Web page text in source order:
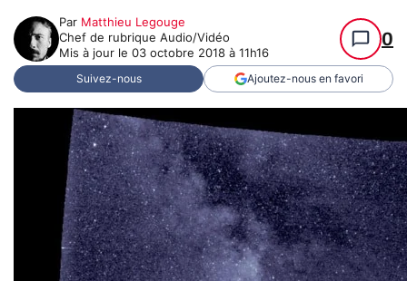
Par Matthieu Legouge
Chef de rubrique Audio/Vidéo
Mis à jour le 03 octobre 2018 à 11h16
0
Suivez-nous Ajoutez-nous en favori